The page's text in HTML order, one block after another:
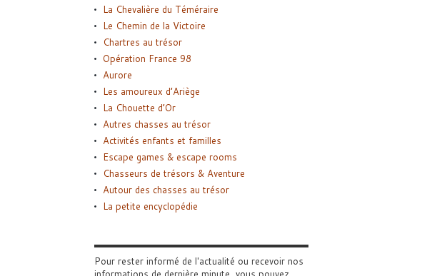
La Chevalière du Téméraire
Le Chemin de la Victoire
Chartres au trésor
Opération France 98
Aurore
Les amoureux d’Ariège
La Chouette d’Or
Autres chasses au trésor
Activités enfants et familles
Escape games & escape rooms
Chasseurs de trésors & Aventure
Autour des chasses au trésor
La petite encyclopédie
Pour rester informé de l'actualité ou recevoir nos